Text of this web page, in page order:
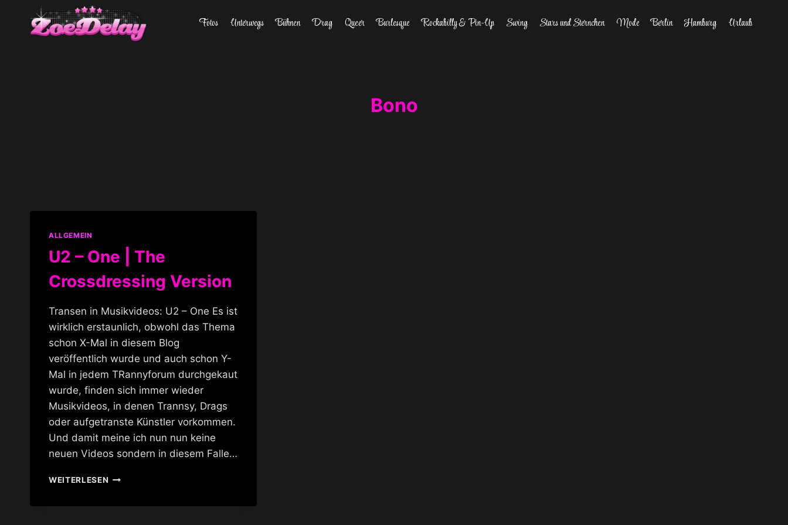
springen
Fotos Unterwegs Bühnen Drag Queer Burlesque Rockabilly & Pin-Up Swing Stars und Sternchen Mode Berlin Hamburg Urlaub
Bono
ALLGEMEIN
U2 – One | The
Crossdressing Version
Transen in Musikvideos: U2 – One Es ist
wirklich erstaunlich, obwohl das Thema
schon X-Mal in diesem Blog
veröffentlich wurde und auch schon Y-
Mal in jedem TRannyforum durchgekaut
wurde, finden sich immer wieder
Musikvideos, in denen Trannsy, Drags
oder aufgetranste Künstler vorkommen.
Und damit meine ich nun nun keine
neuen Videos sondern in diesem Falle…
WEITERLESENU2